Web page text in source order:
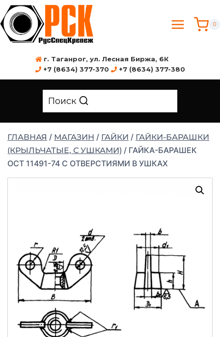
0
г. Таганрог, ул. Лесная Биржа, 6К
+7 (8634) 377-370
+7 (8634) 377-380
Поиск
ГЛАВНАЯ / МАГАЗИН / ГАЙКИ / ГАЙКИ-БАРАШКИ
(КРЫЛЬЧАТЫЕ, С УШКАМИ) / ГАЙКА-БАРАШЕК
ОСТ 11491-74 С ОТВЕРСТИЯМИ В УШКАХ